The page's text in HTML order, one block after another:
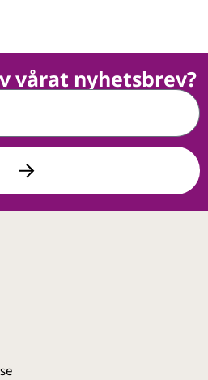
vårat nyhetsbrev?